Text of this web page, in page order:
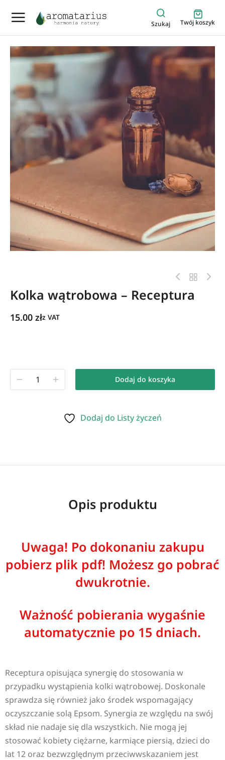
Szukaj Twój koszyk
Kolka wątrobowa – Receptura
15.00 złz VAT
Dodaj do koszyka
Dodaj do Listy życzeń
Opis produktu
Uwaga! Po dokonaniu zakupu
pobierz plik pdf! Możesz go pobrać
dwukrotnie.
Ważność pobierania wygaśnie
automatycznie po 15 dniach.
Receptura opisująca synergię do stosowania w
przypadku wystąpienia kolki wątrobowej. Doskonale
sprawdza się również jako środek wspomagający
oczyszczanie solą Epsom. Synergia ze względu na swój
skład nie nadaje się dla wszystkich. Nie mogą jej
stosować kobiety ciężarne, karmiące piersią, dzieci do
lat 12 oraz bezwzględnym przeciwwskazaniem jest